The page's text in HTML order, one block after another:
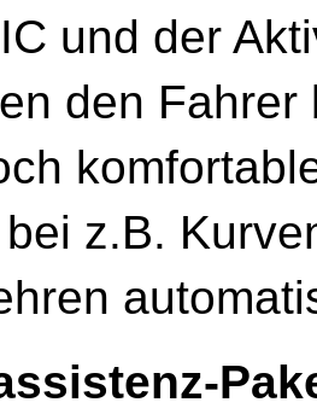
und der
den
z.B.